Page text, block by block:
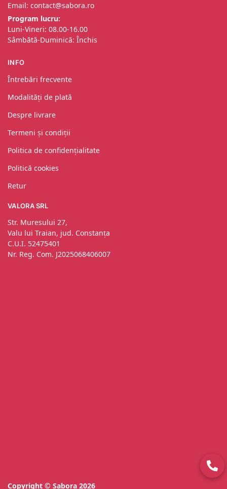
Email: contact@sabora.ro
Program lucru:
Luni-Vineri: 08.00-16.00
Sâmbătă-Duminică: Închis
INFO
Întrebări frecvente
Modalități de plată
Despre livrare
Termeni și condiții
Politica de confidențialitate
Politică cookies
Retur
VALORA SRL
Str. Muresului 27,
Valu lui Traian, jud. Constanța
C.U.I. 52475401
Nr. Reg. Com. J2025068406007
Copyright © Sabora 2026